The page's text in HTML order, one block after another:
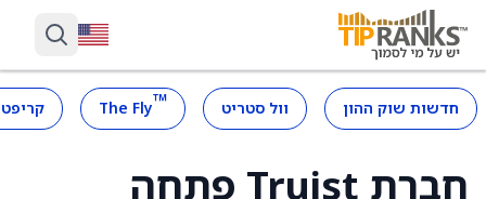
חדשות שוק ההון וול סטריט ™
The Fly
חברת Truist פתחה